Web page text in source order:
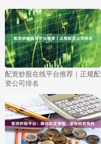
配资炒股在线平台推荐｜正规配
资公司排名